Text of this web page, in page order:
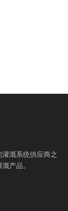
溉系统供应商之
产品。